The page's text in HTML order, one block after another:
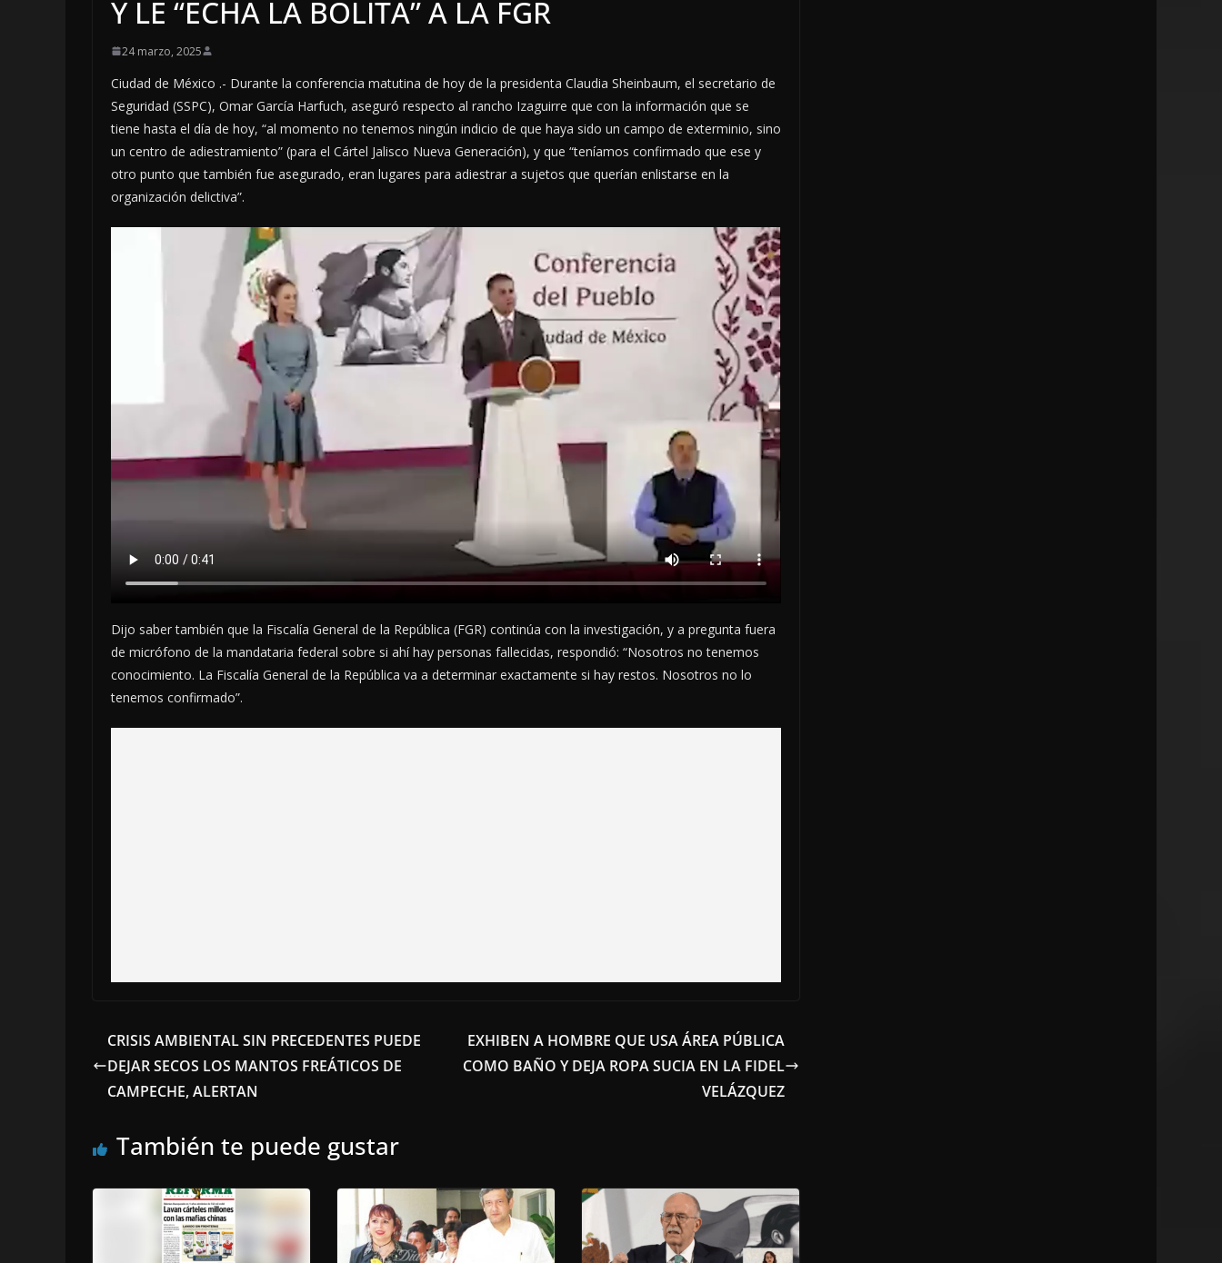
Y LE “ECHA LA BOLITA” A LA FGR
24 marzo, 2025
Ciudad de México .- Durante la conferencia matutina de hoy de la presidenta Claudia Sheinbaum, el secretario de
Seguridad (SSPC), Omar García Harfuch, aseguró respecto al rancho Izaguirre que con la información que se
tiene hasta el día de hoy, “al momento no tenemos ningún indicio de que haya sido un campo de exterminio, sino
un centro de adiestramiento” (para el Cártel Jalisco Nueva Generación), y que “teníamos confirmado que ese y
otro punto que también fue asegurado, eran lugares para adiestrar a sujetos que querían enlistarse en la
organización delictiva”.
Dijo saber también que la Fiscalía General de la República (FGR) continúa con la investigación, y a pregunta fuera
de micrófono de la mandataria federal sobre si ahí hay personas fallecidas, respondió: “Nosotros no tenemos
conocimiento. La Fiscalía General de la República va a determinar exactamente si hay restos. Nosotros no lo
tenemos confirmado”.
CRISIS AMBIENTAL SIN PRECEDENTES PUEDE
DEJAR SECOS LOS MANTOS FREÁTICOS DE
CAMPECHE, ALERTAN
EXHIBEN A HOMBRE QUE USA ÁREA PÚBLICA
COMO BAÑO Y DEJA ROPA SUCIA EN LA FIDEL
VELÁZQUEZ
También te puede gustar